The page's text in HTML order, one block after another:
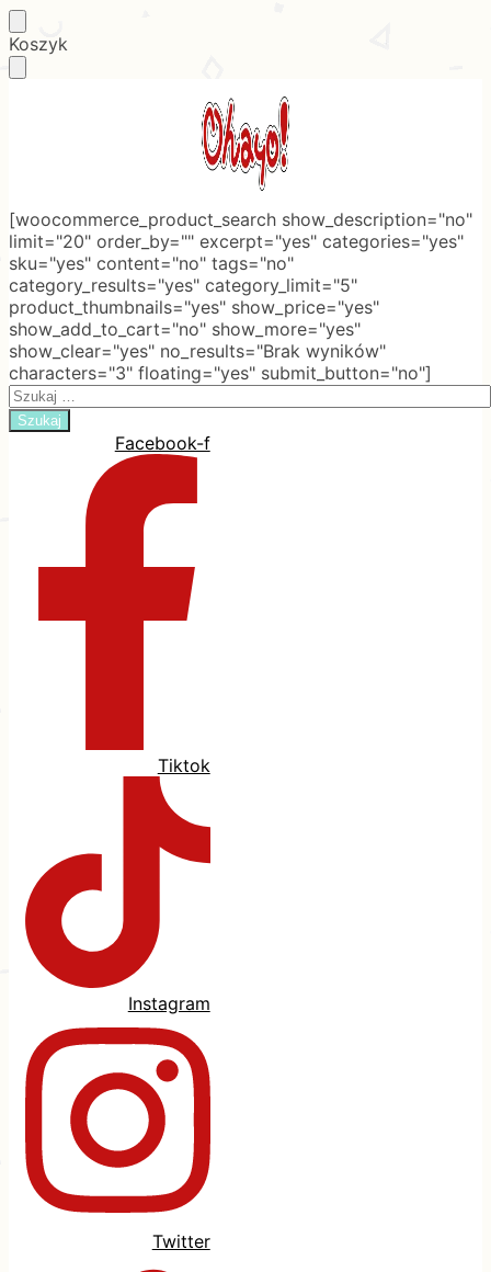
Skip
to
Skip
to
Koszyk
[woocommerce_product_search show_description="no"
limit="20" order_by="" excerpt="yes" categories="yes"
sku="yes" content="no" tags="no"
category_results="yes" category_limit="5"
product_thumbnails="yes" show_price="yes"
show_add_to_cart="no" show_more="yes"
show_clear="yes" no_results="Brak wyników"
characters="3" floating="yes" submit_button="no"]
Search
for:
Facebook-f
Tiktok
Instagram
Twitter